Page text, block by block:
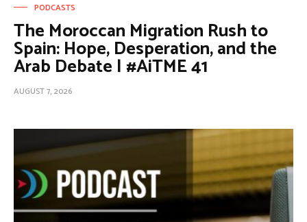
PODCASTS
The Moroccan Migration Rush to
Spain: Hope, Desperation, and the
Arab Debate | #AiTME 41
AUGUST 7, 2026